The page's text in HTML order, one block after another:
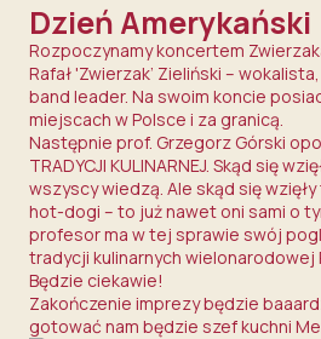
Dzień Amerykański
Rozpoczynamy koncertem Zwierzak
Rafał 'Zwierzak’ Zieliński –
band leader. Na swoim koncie
miejscach w Polsce i za granicą.
Następnie prof. Grzegorz Górski
TRADYCJI KULINARNEJ. Skąd się
wszyscy wiedzą. Ale skąd się
hot-dogi – to już nawet oni sami o
profesor ma w tej sprawie swój
tradycji kulinarnych
Będzie ciekawie!
Zakończenie imprezy będzie
gotować nam będzie szef kuchni